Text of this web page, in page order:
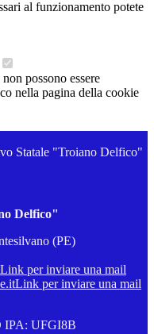
al funzionamento potete
possono essere
nella pagina della cookie
Statale "Troiano Delfico"
Delfico"
(PE)
Link per inviare una mail
Link per inviare una mail
UFGI8B